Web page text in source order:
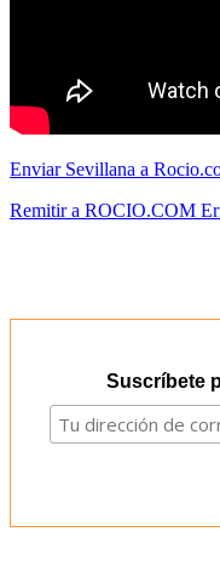
Enviar Sevillana a
Remitir a ROCIO.COM
Suscríbete